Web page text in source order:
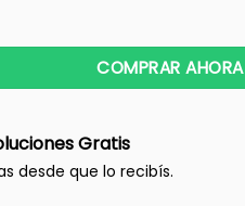
COMPRAR AHORA
Gratis
desde que lo recibís.